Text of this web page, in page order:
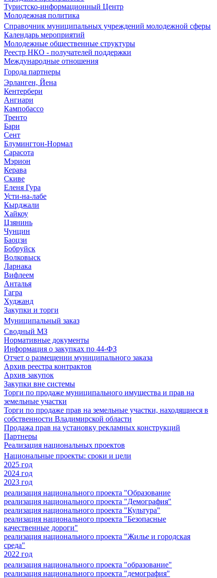
Туристско-информационный Центр
Молодежная политика
Справочник муниципальных учреждений молодежной сферы
Календарь мероприятий
Молодежные общественные структуры
Реестр НКО - получателей поддержки
Международные отношения
Города партнеры
Эрланген, Йена
Кентербери
Ангиари
Кампобассо
Тренто
Бари
Сент
Блумингтон-Нормал
Сарасота
Мэрион
Керава
Скиве
Еленя Гура
Усти-на-лабе
Кырджали
Хайкоу
Цзянинь
Чунцин
Баоцзи
Бобруйск
Волковыск
Ларнака
Вифлеем
Анталья
Гагра
Худжанд
Закупки и торги
Муниципальный заказ
Сводный МЗ
Нормативные документы
Информация о закупках по 44-ФЗ
Отчет о размещении муниципального заказа
Архив реестра контрактов
Архив закупок
Закупки вне системы
Торги по продаже муниципального имущества и прав на
земельные участки
Торги по продаже прав на земельные участки, находящиеся в
собственности Владимирской области
Продажа прав на установку рекламных конструкций
Партнеры
Реализация национальных проектов
Национальные проекты: сроки и цели
2025 год
2024 год
2023 год
реализация национального проекта "Образование
реализация национального проекта "Демография"
реализация национального проекта "Культура"
реализация национального проекта "Безопасные
качественные дороги"
реализация национального проекта "Жилье и городская
среда"
2022 год
реализация национального проекта "образование"
реализация национального проекта "демография"